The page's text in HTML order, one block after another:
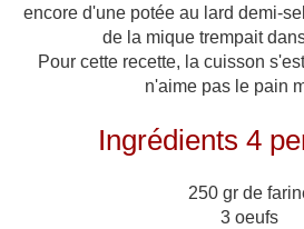
encore d'une potée au lard demi-
de la mique trempait
Pour cette recette, la cuisson
n'aime pas le pain
Ingrédients 4
250 gr de
3 oeufs